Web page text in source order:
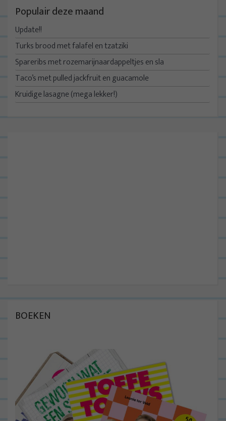
Populair deze maand
Update!!
Turks brood met falafel en tzatziki
Spareribs met rozemarijnaardappeltjes en sla
Taco’s met pulled jackfruit en guacamole
Kruidige lasagne (mega lekker!)
BOEKEN